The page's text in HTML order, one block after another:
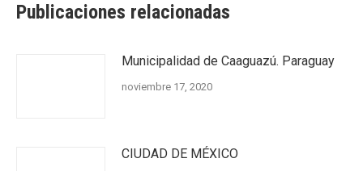
Publicaciones relacionadas
Municipalidad de Caaguazú. Paraguay
noviembre 17, 2020
CIUDAD DE MÉXICO